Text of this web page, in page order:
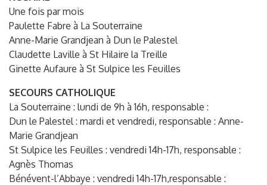
Une fois par mois
Paulette Fabre à La Souterraine
Anne-Marie Grandjean à Dun le Palestel
Claudette Laville à St Hilaire la Treille
Ginette Aufaure à St Sulpice les Feuilles
SECOURS CATHOLIQUE
La Souterraine : lundi de 9h à 16h, responsable :
Dun le Palestel : mardi et vendredi, responsable : Anne-
Marie Grandjean
St Sulpice les Feuilles : vendredi 14h-17h, responsable :
Agnès Thomas
Bénévent-l’Abbaye : vendredi 14h-17h,responsable :